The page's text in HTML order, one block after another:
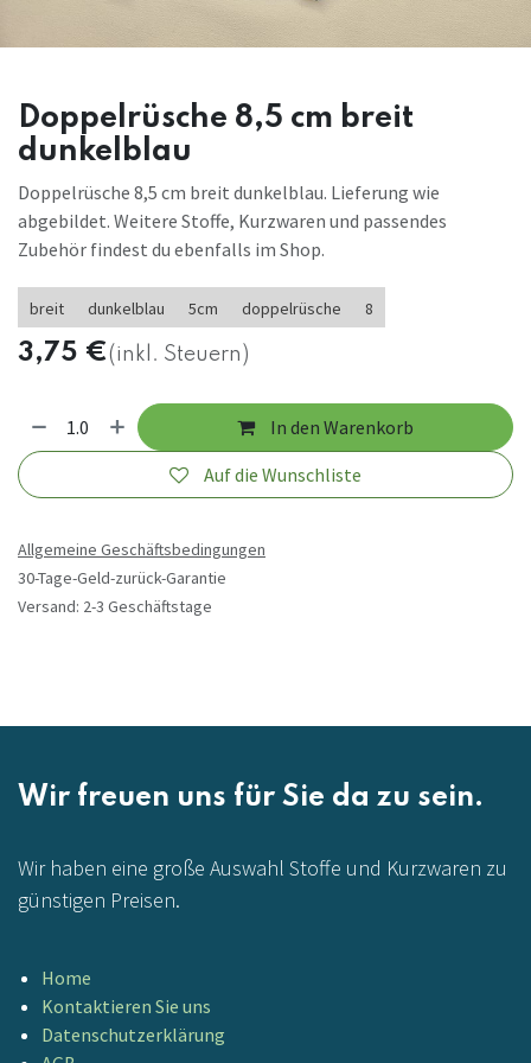
Doppelrüsche 8,5 cm breit
dunkelblau
Doppelrüsche 8,5 cm breit dunkelblau. Lieferung wie
abgebildet. Weitere Stoffe, Kurzwaren und passendes
Zubehör findest du ebenfalls im Shop.
breit dunkelblau 5cm doppelrüsche 8
3,75 €(inkl. Steuern)
In den Warenkorb
Auf die Wunschliste
Allgemeine Geschäftsbedingungen
30-Tage-Geld-zurück-Garantie
Versand: 2-3 Geschäftstage
Wir freuen uns für Sie da zu sein.
Wir haben eine große Auswahl Stoffe und Kurzwaren zu
günstigen Preisen.
Home
Kontaktieren Sie uns
Datenschutzerklärung